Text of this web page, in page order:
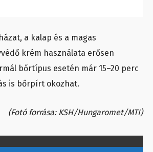
a kalap és a magas
krém használata erősen
bőrtípus esetén már 15–20 perc
is bőrpírt okozhat.
(Fotó forrása: KSH/Hungaromet/MTI)